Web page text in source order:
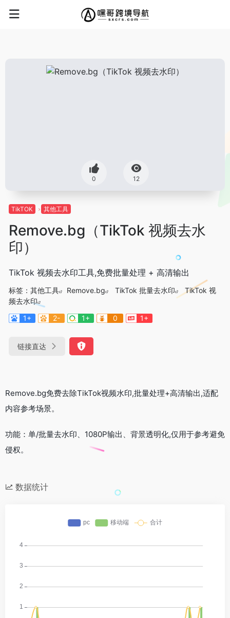
0 12
TikTOK 其他工具
Remove.bg（TikTok 视频去水
印）
TikTok 视频去水印工具,免费批量处理 + 高清输出
标签： 其他工具 Remove.bg TikTok 批量去水印
TikTok 视
频去水印
1+
2- 1+ 0 1+
链接直达
Remove.bg免费去除TikTok视频水印,批量处理+高清输出,适配
内容参考场景。
功能：单/批量去水印、1080P输出、背景透明化,仅用于参考避免
侵权。
数据统计